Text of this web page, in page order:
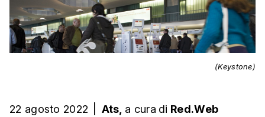
(Keystone)
22 agosto 2022 Ats, a cura di Red.Web